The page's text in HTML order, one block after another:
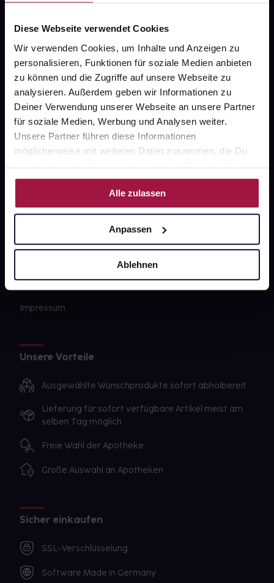
Diese Webseite verwendet Cookies
Wir verwenden Cookies, um Inhalte und Anzeigen zu
personalisieren, Funktionen für soziale Medien anbieten
zu können und die Zugriffe auf unsere Webseite zu
analysieren. Außerdem geben wir Informationen zu
Deiner Verwendung unserer Webseite an unsere Partner
für soziale Medien, Werbung und Analysen weiter.
Unsere Partner führen diese Informationen
möglicherweise mit weiteren Daten zusammen, die Du
ihnen bereitgestellt hast oder die sie im Rahmen Deiner
Nutzung der Dienste gesammelt haben.
Alle zulassen
Anpassen
Ablehnen
gesund.de
Über uns
Karriere
Newsletter
gesund-versorger.de
Impressum
Unsere Vorteile
Ausgewählte Wunschprodukte sofort abholbereit
Lieferung für sofort verfügbare Artikel meist am
selben Tag möglich
Freie Wahl der Apotheke
Große Auswahl an Apotheken
Sicher einkaufen
SSL-Verschlüsselung
Software Made in Germany